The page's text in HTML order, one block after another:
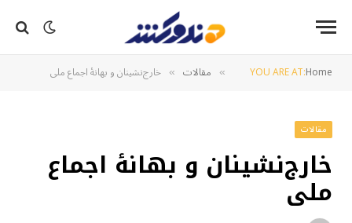
YOU ARE AT:Home
» مقالات » خارج‌نشینان و بهانهٔ اجماع ملی
مقالات
خارج‌نشینان و بهانهٔ اجماع
ملی